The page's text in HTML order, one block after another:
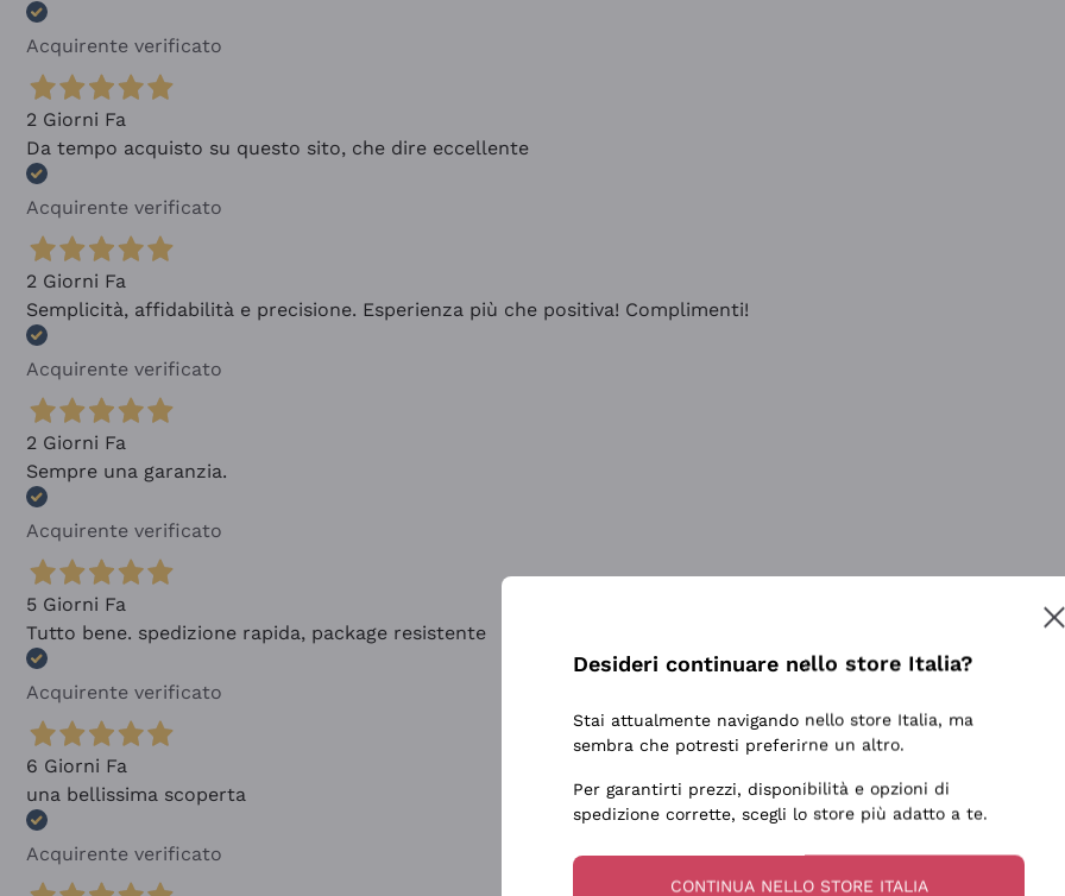
Acquirente verificato
2 Giorni Fa
Da tempo acquisto su questo sito, che dire eccellente
Acquirente verificato
2 Giorni Fa
Semplicità, affidabilità e precisione. Esperienza più che positiva! Complimenti!
Acquirente verificato
2 Giorni Fa
Sempre una garanzia.
Acquirente verificato
5 Giorni Fa
Tutto bene. spedizione rapida, package resistente
Acquirente verificato
6 Giorni Fa
una bellissima scoperta
Acquirente verificato
Desideri continuare nello store Italia?
Stai attualmente navigando nello store Italia, ma
sembra che potresti preferirne un altro.
Per garantirti prezzi, disponibilità e opzioni di
spedizione corrette, scegli lo store più adatto a te.
CONTINUA NELLO STORE ITALIA